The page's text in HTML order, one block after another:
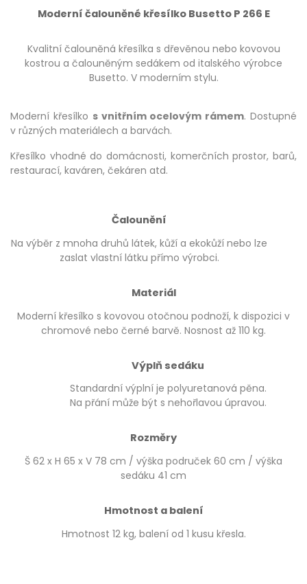
Moderní čalouněné křesílko Busetto P 266 E
Kvalitní čalouněná křesílka s dřevěnou nebo kovovou
kostrou a čalouněným sedákem od italského výrobce
Busetto. V moderním stylu.
Moderní křesílko s vnitřním ocelovým rámem. Dostupné
v různých materiálech a barvách.
Křesílko vhodné do domácnosti, komerčních prostor, barů,
restaurací, kaváren, čekáren atd.
Čalounění
Na výběr z mnoha druhů látek, kůží a ekokůží nebo lze
zaslat vlastní látku přímo výrobci.
Materiál
Moderní křesílko s kovovou otočnou podnoží, k dispozici v
chromové nebo černé barvě. Nosnost až 110 kg.
Výplň sedáku
Standardní výplní je polyuretanová pěna.
Na přání může být s nehořlavou úpravou.
Rozměry
Š 62 x H 65 x V 78 cm / výška područek 60 cm / výška
sedáku 41 cm
Hmotnost a balení
Hmotnost 12 kg, balení od 1 kusu křesla.